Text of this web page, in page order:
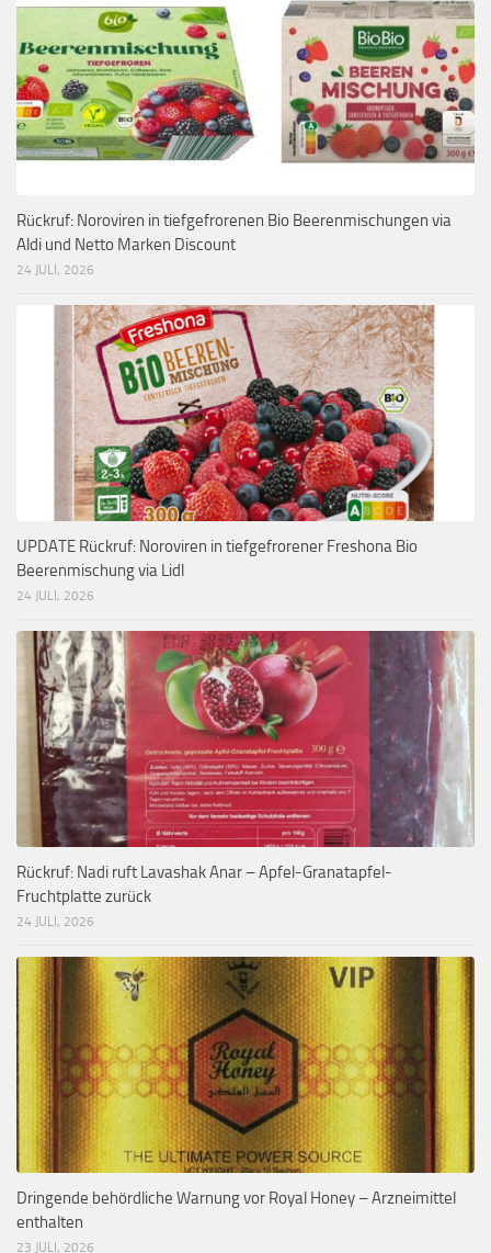
Rückruf: Noroviren in tiefgefrorenen Bio Beerenmischungen via
Aldi und Netto Marken Discount
24 JULI, 2026
UPDATE Rückruf: Noroviren in tiefgefrorener Freshona Bio
Beerenmischung via Lidl
24 JULI, 2026
Rückruf: Nadi ruft Lavashak Anar – Apfel-Granatapfel-
Fruchtplatte zurück
24 JULI, 2026
Dringende behördliche Warnung vor Royal Honey – Arzneimittel
enthalten
23 JULI, 2026